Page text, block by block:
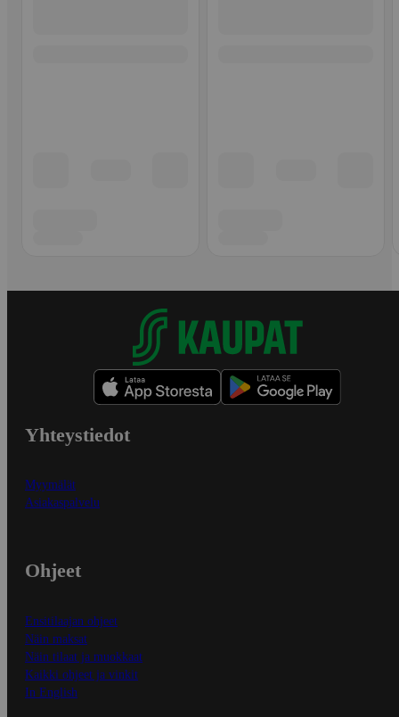
Yhteystiedot
Myymälät
Asiakaspalvelu
Ohjeet
Ensitilaajan ohjeet
Näin maksat
Näin tilaat ja muokkaat
Kaikki ohjeet ja vinkit
In English